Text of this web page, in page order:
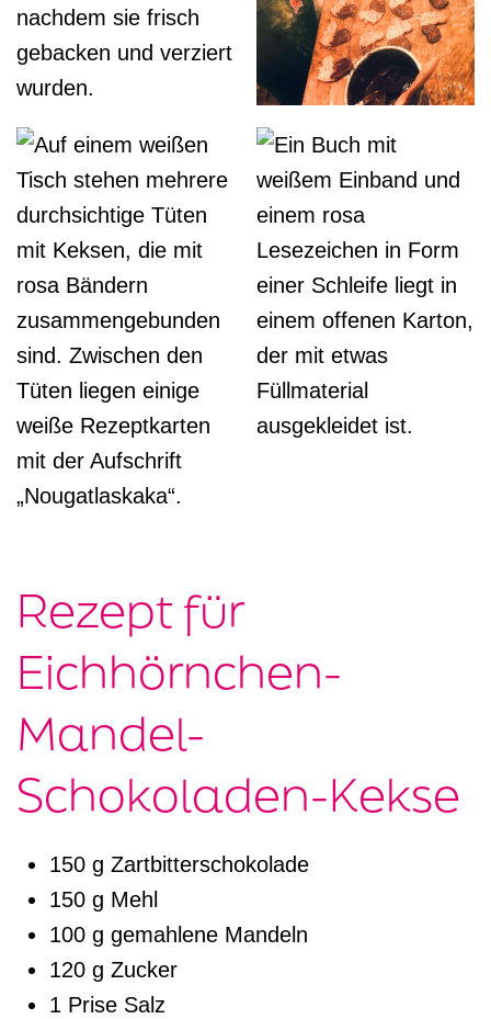
Rezept für
Eichhörnchen-
Mandel-
Schokoladen-Kekse
150 g Zartbitterschokolade
150 g Mehl
100 g gemahlene Mandeln
120 g Zucker
1 Prise Salz